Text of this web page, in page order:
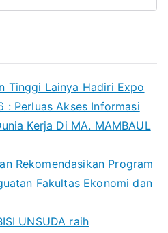
Tinggi Lainya Hadiri Expo
: Perluas Akses Informasi
Kerja Di MA. MAMBAUL
Rekomendasikan Program
Fakultas Ekonomi dan
UNSUDA raih